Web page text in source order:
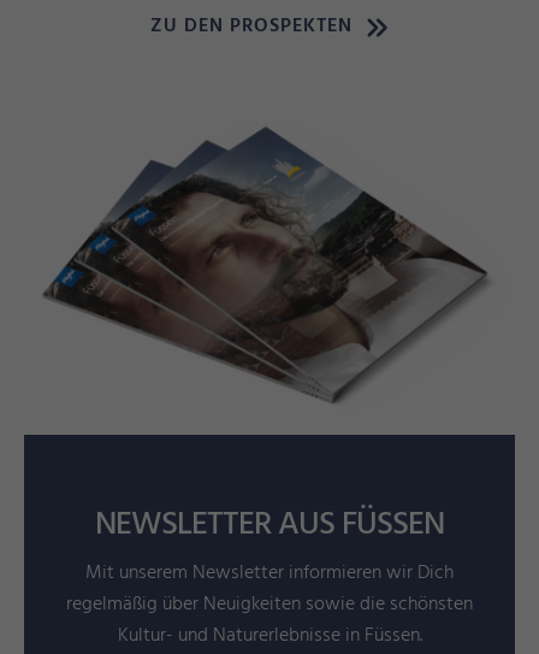
ZU DEN PROSPEKTEN
NEWSLETTER AUS FÜSSEN
Mit unserem Newsletter informieren wir Dich
regelmäßig über Neuigkeiten sowie die schönsten
Kultur- und Naturerlebnisse in Füssen.